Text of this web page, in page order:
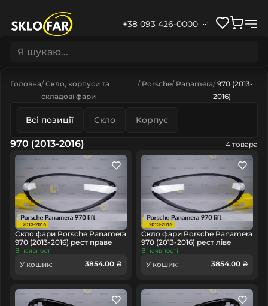
+38 093 426-0000
Головна Скло, корпуси та
складові фари
Porsche Panamera 970 (2013-
2016)
Всі позиції Скло Корпус
970 (2013-2016) 4 товара
Скло фари Porsche Panamera
970 (2013-2016) рест праве
В наявності
У кошик: 3854.00 ₴
Скло фари Porsche Panamera
970 (2013-2016) рест ліве
В наявності
У кошик: 3854.00 ₴